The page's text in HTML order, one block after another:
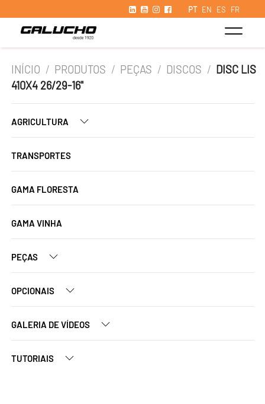
PT EN ES FR
INÍCIO / PRODUTOS / PEÇAS / DISCOS / DISC LIS
410X4 26/29-16"
AGRICULTURA
TRANSPORTES
GAMA FLORESTA
GAMA VINHA
PEÇAS
OPCIONAIS
GALERIA DE VÍDEOS
TUTORIAIS